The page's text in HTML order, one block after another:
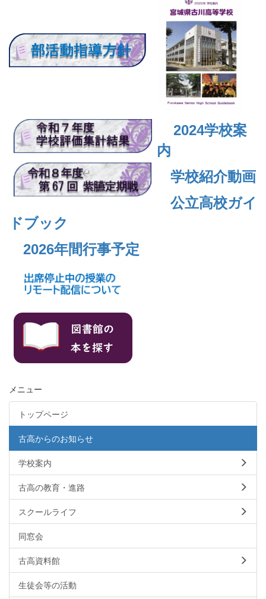
2024学校案
内
学校紹介動画
公立高校ガイ
ドブック
2026年間行事予定
メニュー
トップページ
古高からのお知らせ
学校案内
古高の教育・進路
スクールライフ
同窓会
古高資料館
生徒会等の活動